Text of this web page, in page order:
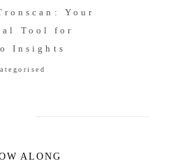
Your
Tool for
Insights
ALONG